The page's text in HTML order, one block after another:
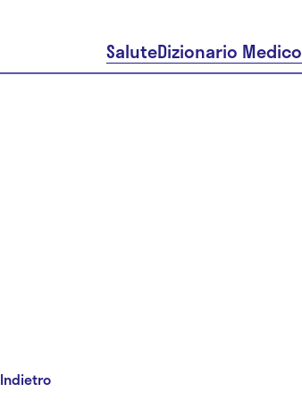
SaluteDizionario Medico
Indietro